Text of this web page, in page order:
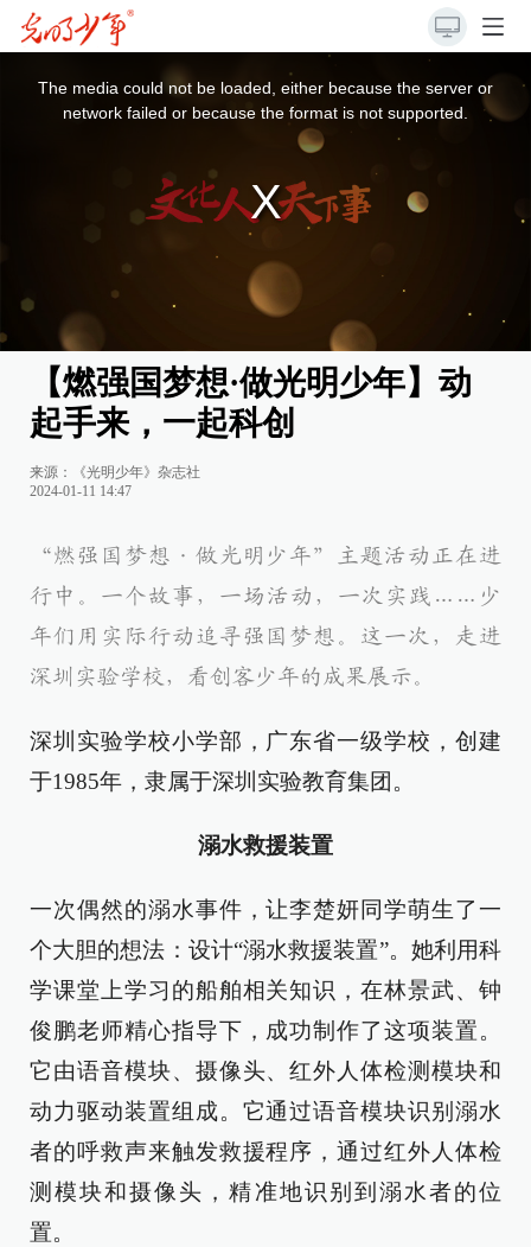
The media could not be loaded, either because the server or
network failed or because the format is not supported.
【燃强国梦想·做光明少年】动
起手来，一起科创
来源：《光明少年》杂志社
2024-01-11 14:47
“燃强国梦想·做光明少年”主题活动正在进
行中。一个故事，一场活动，一次实践……少
年们用实际行动追寻强国梦想。这一次，走进
深圳实验学校，看创客少年的成果展示。
深圳实验学校小学部，广东省一级学校，创建
于1985年，隶属于深圳实验教育集团。
溺水救援装置
一次偶然的溺水事件，让李楚妍同学萌生了一
个大胆的想法：设计“溺水救援装置”。她利用科
学课堂上学习的船舶相关知识，在林景武、钟
俊鹏老师精心指导下，成功制作了这项装置。
它由语音模块、摄像头、红外人体检测模块和
动力驱动装置组成。它通过语音模块识别溺水
者的呼救声来触发救援程序，通过红外人体检
测模块和摄像头，精准地识别到溺水者的位
置。